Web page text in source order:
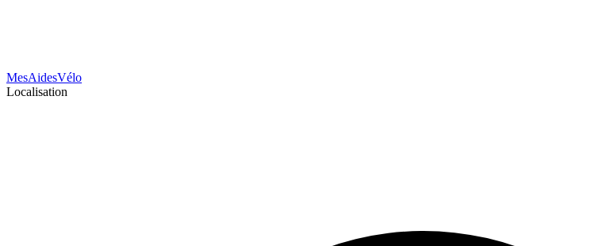
MesAidesVélo
Localisation